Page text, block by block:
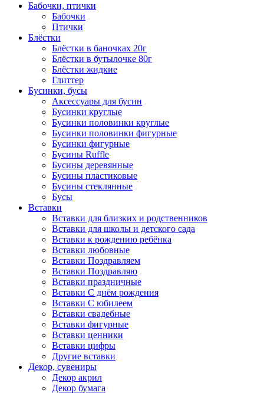
Бабочки, птички
Бабочки
Птички
Блёстки
Блёстки в баночках 20г
Блёстки в бутылочке 80г
Блёстки жидкие
Глиттер
Бусинки, бусы
Аксессуары для бусин
Бусинки круглые
Бусинки половинки круглые
Бусинки половинки фигурные
Бусинки фигурные
Бусины Ruffle
Бусины деревянные
Бусины пластиковые
Бусины стеклянные
Бусы
Вставки
Вставки для близких и родственников
Вставки для школы и детского сада
Вставки к рождению ребёнка
Вставки любовные
Вставки Поздравляем
Вставки Поздравляю
Вставки праздничные
Вставки С днём рождения
Вставки С юбилеем
Вставки свадебные
Вставки фигурные
Вставки ценники
Вставки цифры
Другие вставки
Декор, сувениры
Декор акрил
Декор бумага